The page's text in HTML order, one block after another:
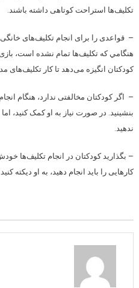
تکلیف‌ها استراحت کوتاهی داشته باشند.
– قواعدی را برای انجام تکلیف‌های خانگی
هنگامي كه تکلیف‌ها تمام نشده است،
کودکتان انگیزه می‌دهد تا کار تکلیف‌های
– اگر کودکتان مخالفتی ندارد، هنگام
بنشینید. در صورت نیاز به او کمک کنید،
ندهید.
– بگذارید کودکتان در انجام تکلیف‌ها
کارهایی را باید انجام دهید، به او دیکته کنید.